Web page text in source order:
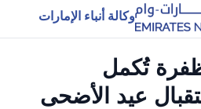
وكالة أنباء الإمارات
تُكمل
عيد الأضحى